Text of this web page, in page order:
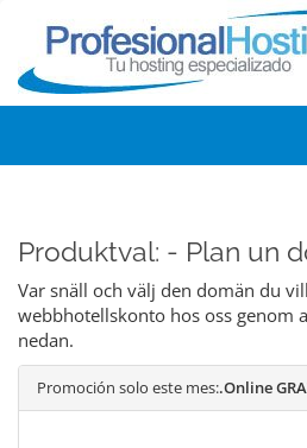
Produktval: - Plan un
Var snäll och välj den domän du
webbhotellskonto hos oss genom
nedan.
Promoción solo este mes:.Online